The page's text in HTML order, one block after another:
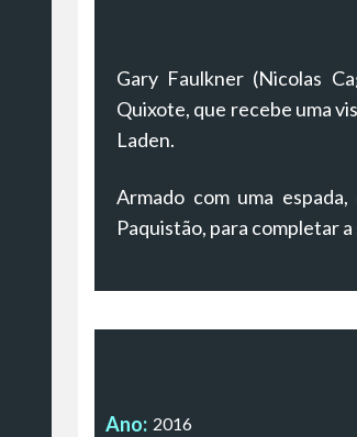
Gary Faulkner (Nicolas
Quixote, que recebe uma
Laden.
Armado com uma
Paquistão, para completar a
Ano: 2016